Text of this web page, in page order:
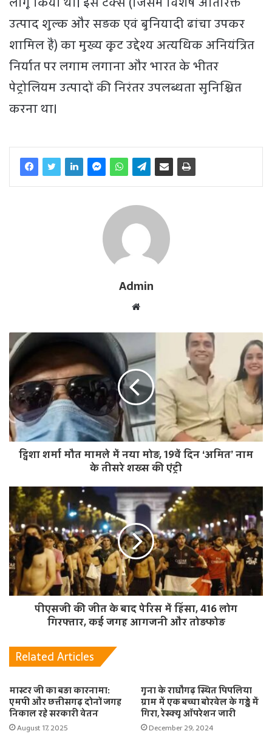
उत्पाद शुल्क और सड़क एवं बुनियादी ढांचा उपकर
शामिल हैं) का मुख्य कूट उद्देश्य अत्यधिक अनियंत्रित
निर्यात पर लगाम लगाना और भारत के भीतर
पेट्रोलियम उत्पादों की निरंतर उपलब्धता सुनिश्चित
करना था।
Admin
b
s
i
e
ट्विशा शर्मा मौत मामले में नया मोड़, 19वें दिन ‘अमित’ नाम
के तीसरे शख्स की एंट्री
पीएसजी की जीत के बाद पेरिस में हिंसा, 416 लोग
गिरफ्तार, कई जगह आगजनी और तोड़फोड़
Related Articles
मास्टर जी का बड़ा कारनामा:
एमपी और छत्तीसगढ़ दोनों जगह
निकाल रहे सरकारी वेतन
August 17, 2025
गुना के राघौगढ़ स्थित पिपलिया
ग्राम में एक बच्चा बोरवेल के गड्ढे में
गिरा, रेस्क्यू ऑपरेशन जारी
December 29, 2024